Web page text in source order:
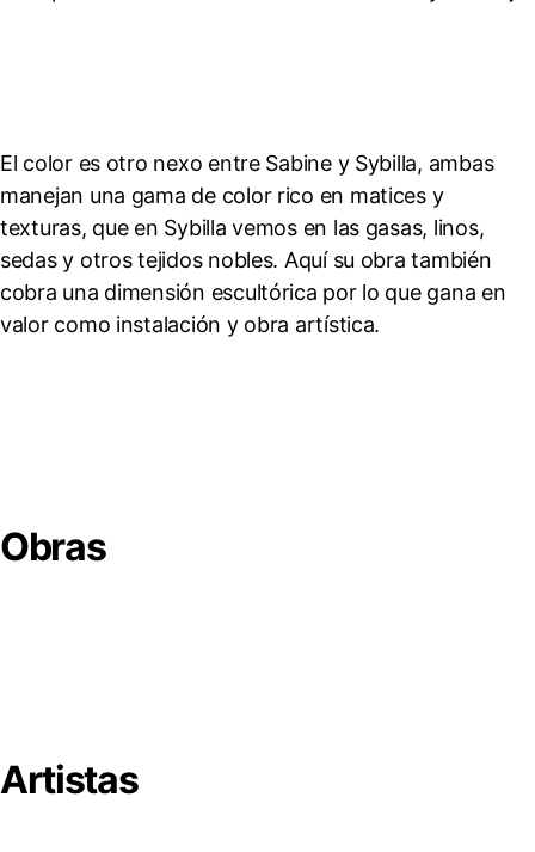
El color es otro nexo entre Sabine y Sybilla, ambas
manejan una gama de color rico en matices y
texturas, que en Sybilla vemos en las gasas, linos,
sedas y otros tejidos nobles. Aquí su obra también
cobra una dimensión escultórica por lo que gana en
valor como instalación y obra artística.
Obras
Artistas